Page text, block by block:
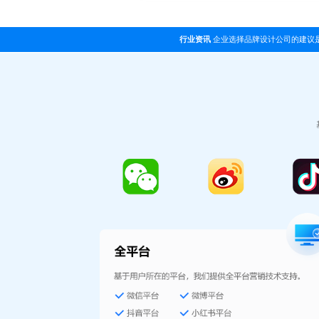
行业资讯 企业选择品牌设计公司的建议